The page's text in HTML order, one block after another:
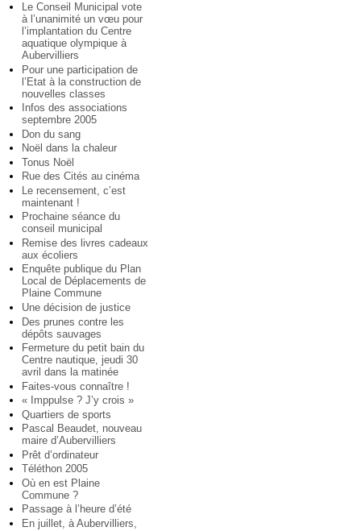
Le Conseil Municipal vote
à l’unanimité un vœu pour
l’implantation du Centre
aquatique olympique à
Aubervilliers
Pour une participation de
l’Etat à la construction de
nouvelles classes
Infos des associations
septembre 2005
Don du sang
Noël dans la chaleur
Tonus Noël
Rue des Cités au cinéma
Le recensement, c’est
maintenant !
Prochaine séance du
conseil municipal
Remise des livres cadeaux
aux écoliers
Enquête publique du Plan
Local de Déplacements de
Plaine Commune
Une décision de justice
Des prunes contre les
dépôts sauvages
Fermeture du petit bain du
Centre nautique, jeudi 30
avril dans la matinée
Faites-vous connaître !
« Imppulse ? J’y crois »
Quartiers de sports
Pascal Beaudet, nouveau
maire d’Aubervilliers
Prêt d’ordinateur
Téléthon 2005
Où en est Plaine
Commune ?
Passage à l’heure d’été
En juillet, à Aubervilliers,